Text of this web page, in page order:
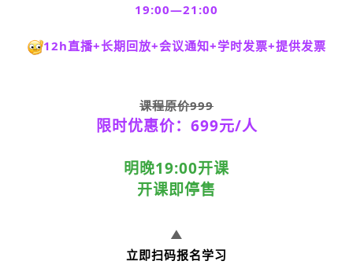
19:00—21:00
12h直播+长期回放+会议通知+学时发票+提供发票
课程原价999
限时优惠价：699元/人
明晚19:00开课
开课即停售
▲
立即扫码报名学习